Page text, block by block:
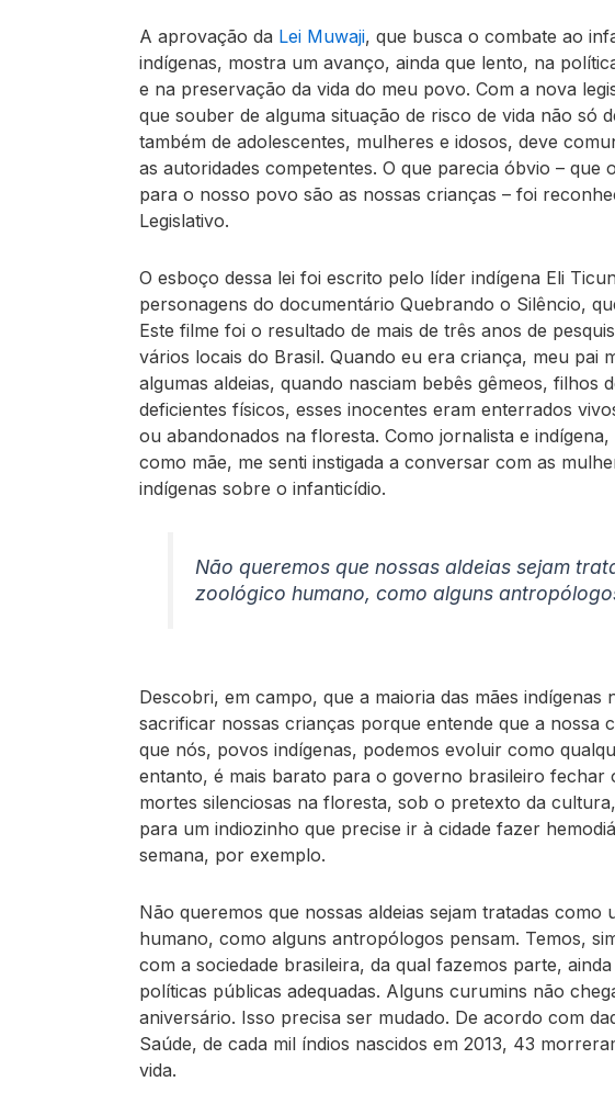
A aprovação da Lei Muwaji, que busca o combate ao
indígenas, mostra um avanço, ainda que lento, na
e na preservação da vida do meu povo. Com a nova
que souber de alguma situação de risco de vida não só
também de adolescentes, mulheres e idosos, deve
as autoridades competentes. O que parecia óbvio – que
para o nosso povo são as nossas crianças – foi
Legislativo.
O esboço dessa lei foi escrito pelo líder indígena Eli
personagens do documentário Quebrando o Silêncio,
Este filme foi o resultado de mais de três anos de
vários locais do Brasil. Quando eu era criança, meu pai
algumas aldeias, quando nasciam bebês gêmeos, filhos
deficientes físicos, esses inocentes eram enterrados
ou abandonados na floresta. Como jornalista e
como mãe, me senti instigada a conversar com as
indígenas sobre o infanticídio.
Não queremos que nossas aldeias sejam
zoológico humano, como alguns
Descobri, em campo, que a maioria das mães indígenas
sacrificar nossas crianças porque entende que a nossa
que nós, povos indígenas, podemos evoluir como
entanto, é mais barato para o governo brasileiro fechar
mortes silenciosas na floresta, sob o pretexto da
para um indiozinho que precise ir à cidade fazer
semana, por exemplo.
Não queremos que nossas aldeias sejam tratadas como
humano, como alguns antropólogos pensam. Temos,
com a sociedade brasileira, da qual fazemos parte,
políticas públicas adequadas. Alguns curumins não
aniversário. Isso precisa ser mudado. De acordo com
Saúde, de cada mil índios nascidos em 2013, 43
vida.